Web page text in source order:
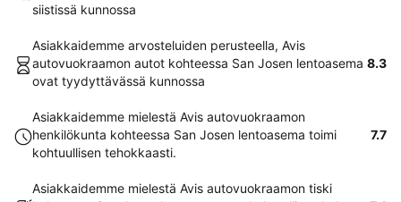
siistissä kunnossa
Asiakkaidemme arvosteluiden perusteella, Avis
autovuokraamon autot kohteessa San Josen lentoasema
ovat tyydyttävässä kunnossa
8.3
Asiakkaidemme mielestä Avis autovuokraamon
henkilökunta kohteessa San Josen lentoasema toimi
kohtuullisen tehokkaasti.
7.7
Asiakkaidemme mielestä Avis autovuokraamon tiski